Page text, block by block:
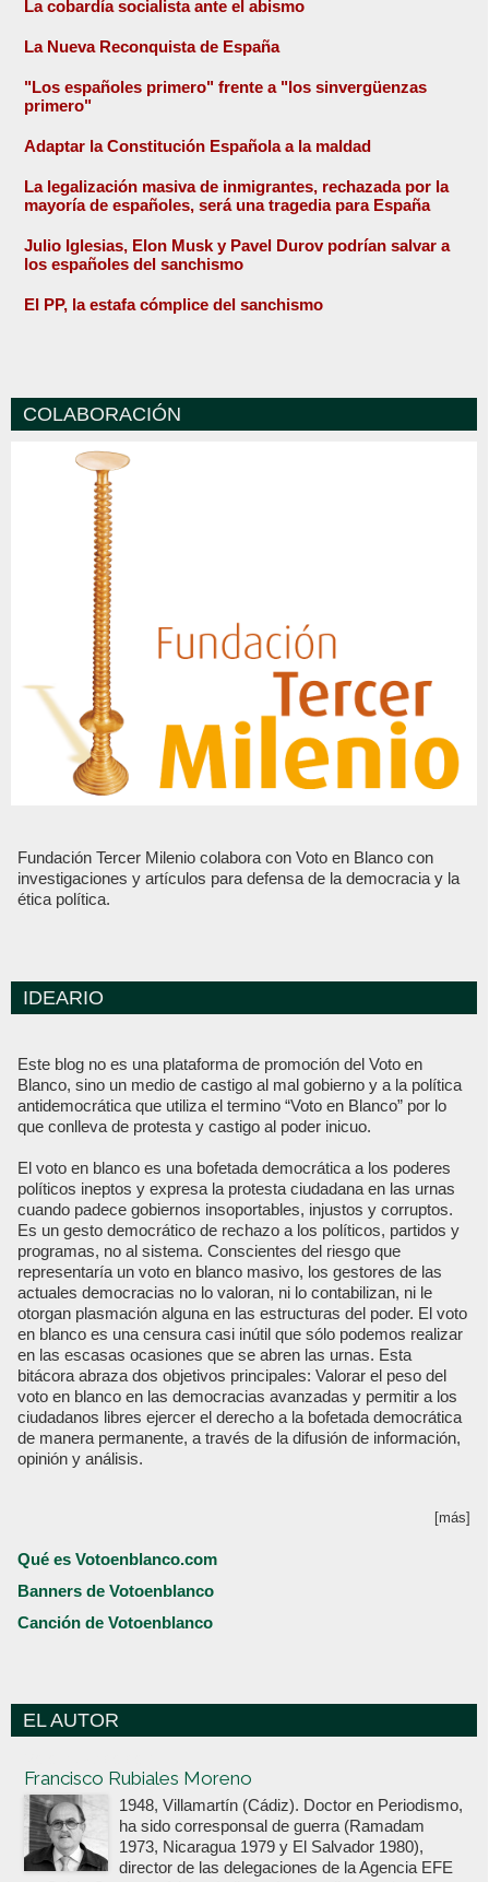
La cobardía socialista ante el abismo
La Nueva Reconquista de España
"Los españoles primero" frente a "los sinvergüenzas
primero"
Adaptar la Constitución Española a la maldad
La legalización masiva de inmigrantes, rechazada por la
mayoría de españoles, será una tragedia para España
Julio Iglesias, Elon Musk y Pavel Durov podrían salvar a
los españoles del sanchismo
El PP, la estafa cómplice del sanchismo
COLABORACIÓN
Fundación Tercer Milenio colabora con Voto en Blanco con
investigaciones y artículos para defensa de la democracia y la
ética política.
IDEARIO
Este blog no es una plataforma de promoción del Voto en
Blanco, sino un medio de castigo al mal gobierno y a la política
antidemocrática que utiliza el termino “Voto en Blanco” por lo
que conlleva de protesta y castigo al poder inicuo.
El voto en blanco es una bofetada democrática a los poderes
políticos ineptos y expresa la protesta ciudadana en las urnas
cuando padece gobiernos insoportables, injustos y corruptos.
Es un gesto democrático de rechazo a los políticos, partidos y
programas, no al sistema. Conscientes del riesgo que
representaría un voto en blanco masivo, los gestores de las
actuales democracias no lo valoran, ni lo contabilizan, ni le
otorgan plasmación alguna en las estructuras del poder. El voto
en blanco es una censura casi inútil que sólo podemos realizar
en las escasas ocasiones que se abren las urnas. Esta
bitácora abraza dos objetivos principales: Valorar el peso del
voto en blanco en las democracias avanzadas y permitir a los
ciudadanos libres ejercer el derecho a la bofetada democrática
de manera permanente, a través de la difusión de información,
opinión y análisis.
[más]
Qué es Votoenblanco.com
Banners de Votoenblanco
Canción de Votoenblanco
EL AUTOR
Francisco Rubiales Moreno
1948, Villamartín (Cádiz). Doctor en Periodismo,
ha sido corresponsal de guerra (Ramadam
1973, Nicaragua 1979 y El Salvador 1980),
director de las delegaciones de la Agencia EFE